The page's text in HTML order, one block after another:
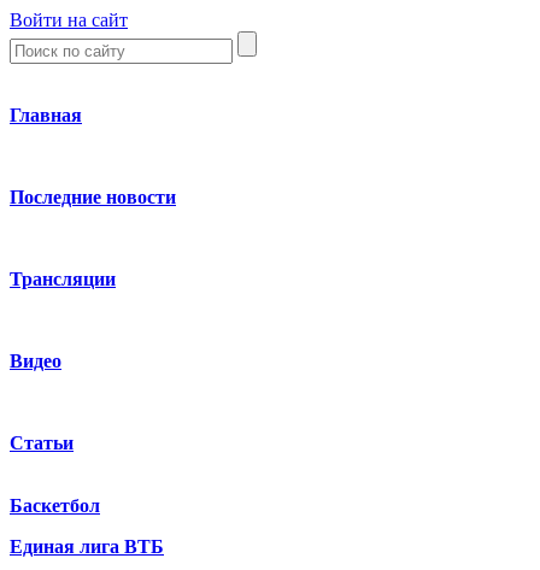
Войти на сайт
Главная
Последние новости
Трансляции
Видео
Статьи
Баскетбол
Единая лига ВТБ